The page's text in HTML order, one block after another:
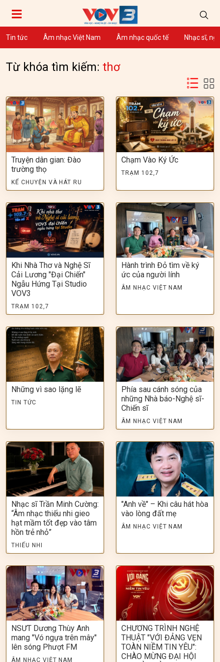
Tin tức Âm nhạc Việt Nam Âm nhạc quốc tế Nhạc sĩ,
Từ khóa tìm kiếm: thơ
Truyện dân gian: Đào
trường thọ
KỂ CHUYỆN VÀ HÁT RU
Chạm Vào Ký Ức
TRẠM 102,7
Khi Nhà Thơ và Nghệ Sĩ
Cải Lương "Đại Chiến"
Ngẫu Hứng Tại Studio
VOV3
TRẠM 102,7
Hành trình Đỏ tìm về ký
ức của người lính
ÂM NHẠC VIỆT NAM
Những vì sao lặng lẽ
TIN TỨC
Phía sau cánh sóng của
những Nhà báo-Nghệ sĩ-
Chiến sĩ
ÂM NHẠC VIỆT NAM
Nhạc sĩ Trần Minh Cường:
“Âm nhạc thiếu nhi gieo
hạt mầm tốt đẹp vào tâm
hồn trẻ nhỏ”
THIẾU NHI
"Anh về" – Khi câu hát hòa
vào lòng đất mẹ
ÂM NHẠC VIỆT NAM
NSƯT Dương Thùy Anh
mang "Vó ngựa trên mây"
lên sóng Phượt FM
ÂM NHẠC VIỆT NAM
CHƯƠNG TRÌNH NGHỆ
THUẬT "VỚI ĐẢNG VẸN
TOÀN NIỀM TIN YÊU":
CHÀO MỪNG ĐẠI HỘI